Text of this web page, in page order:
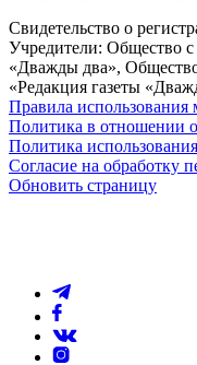
Свидетельство о
Учредители: Общество с
«Дважды два»,
«Редакция газеты
Правила использования
Политика в отношении
Политика
Согласие на обработку
Обновить страницу